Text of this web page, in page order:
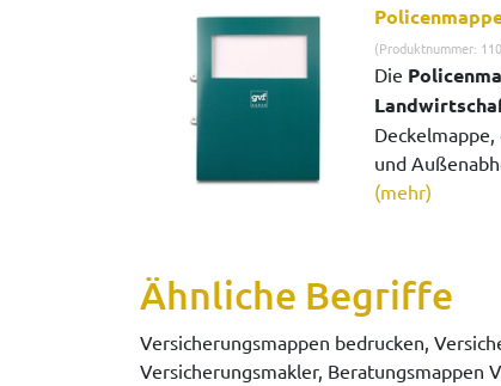
(Produktnummer:
Die
und
(mehr)
Ähnliche Begriffe
Versicherungsmappen bedrucken,
Versicherungsmakler, Beratungsmappen